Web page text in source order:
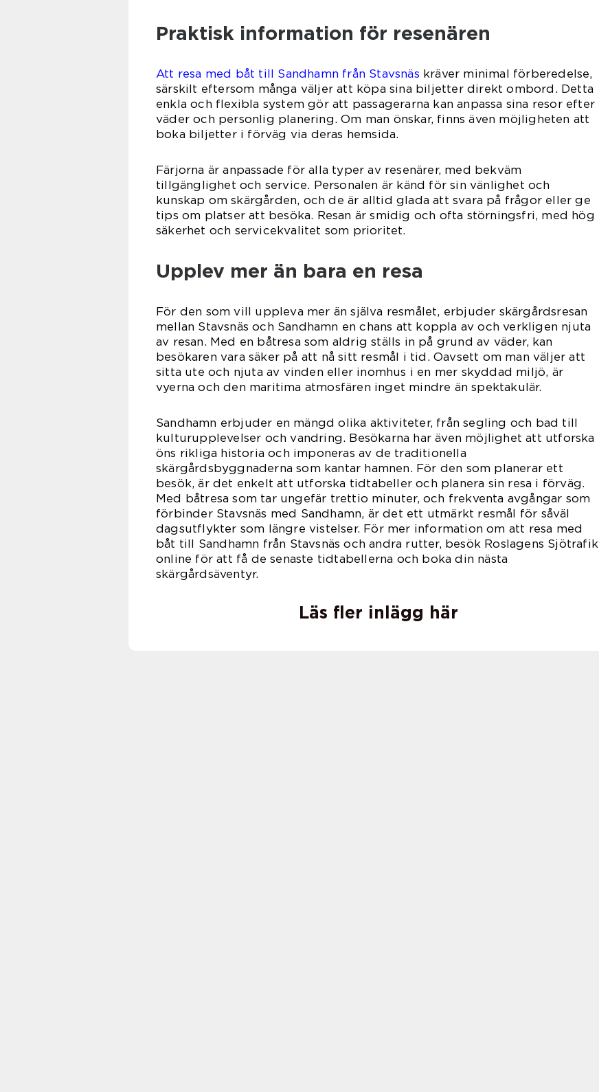
Praktisk information för resenären
Att resa med båt till Sandhamn från Stavsnäs kräver minimal förberedelse,
särskilt eftersom många väljer att köpa sina biljetter direkt ombord. Detta
enkla och flexibla system gör att passagerarna kan anpassa sina resor efter
väder och personlig planering. Om man önskar, finns även möjligheten att
boka biljetter i förväg via deras hemsida.
Färjorna är anpassade för alla typer av resenärer, med bekväm
tillgänglighet och service. Personalen är känd för sin vänlighet och
kunskap om skärgården, och de är alltid glada att svara på frågor eller ge
tips om platser att besöka. Resan är smidig och ofta störningsfri, med hög
säkerhet och servicekvalitet som prioritet.
Upplev mer än bara en resa
För den som vill uppleva mer än själva resmålet, erbjuder skärgårdsresan
mellan Stavsnäs och Sandhamn en chans att koppla av och verkligen njuta
av resan. Med en båtresa som aldrig ställs in på grund av väder, kan
besökaren vara säker på att nå sitt resmål i tid. Oavsett om man väljer att
sitta ute och njuta av vinden eller inomhus i en mer skyddad miljö, är
vyerna och den maritima atmosfären inget mindre än spektakulär.
Sandhamn erbjuder en mängd olika aktiviteter, från segling och bad till
kulturupplevelser och vandring. Besökarna har även möjlighet att utforska
öns rikliga historia och imponeras av de traditionella
skärgårdsbyggnaderna som kantar hamnen. För den som planerar ett
besök, är det enkelt att utforska tidtabeller och planera sin resa i förväg.
Med båtresa som tar ungefär trettio minuter, och frekventa avgångar som
förbinder Stavsnäs med Sandhamn, är det ett utmärkt resmål för såväl
dagsutflykter som längre vistelser. För mer information om att resa med
båt till Sandhamn från Stavsnäs och andra rutter, besök Roslagens Sjötrafik
online för att få de senaste tidtabellerna och boka din nästa
skärgårdsäventyr.
Läs fler inlägg här